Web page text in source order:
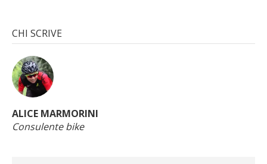
CHI SCRIVE
ALICE MARMORINI
Consulente bike